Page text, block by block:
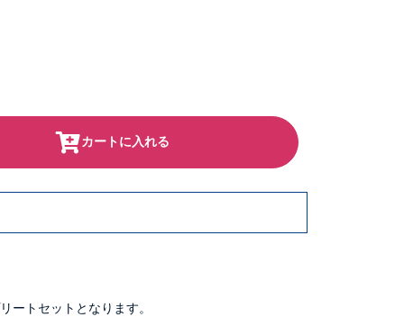
カートに入れる
ートセットとなります。